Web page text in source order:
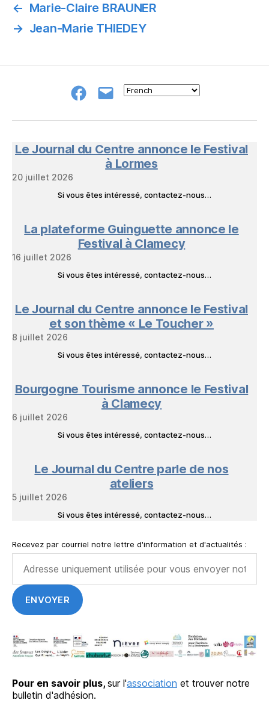
← Marie-Claire BRAUNER
→ Jean-Marie THIEDEY
Groupe
NeL
E-
à
Livres
Le Journal du Centre annonce le Festival
à Lormes
20 juillet 2026
Si vous êtes intéressé, contactez-nous…
La plateforme Guinguette annonce le
Festival à Clamecy
16 juillet 2026
Si vous êtes intéressé, contactez-nous…
Le Journal du Centre annonce le Festival
et son thème « Le Toucher »
8 juillet 2026
Si vous êtes intéressé, contactez-nous…
Bourgogne Tourisme annonce le Festival
à Clamecy
6 juillet 2026
Si vous êtes intéressé, contactez-nous…
Le Journal du Centre parle de nos
ateliers
5 juillet 2026
Si vous êtes intéressé, contactez-nous…
Recevez par courriel notre lettre d'information et d'actualités :
Pour en savoir plus, sur l'association et trouver notre
bulletin d'adhésion.